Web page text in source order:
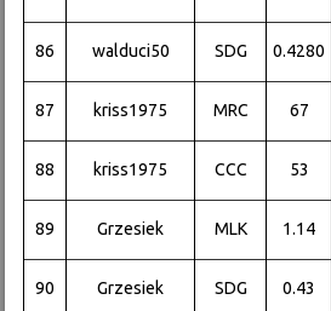
86 walduci50 SDG 0.4280
87 kriss1975 MRC 67
88 kriss1975 CCC 53
89 Grzesiek MLK 1.14
90 Grzesiek SDG 0.43